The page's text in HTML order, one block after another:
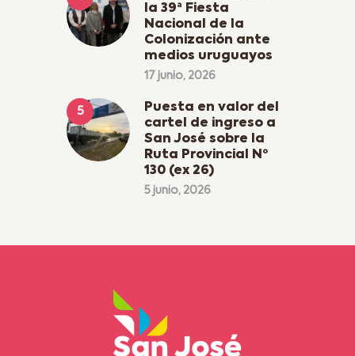
la 39ª Fiesta
Nacional de la
Colonización ante
medios uruguayos
17 junio, 2026
Puesta en valor del
cartel de ingreso a
San José sobre la
Ruta Provincial Nº
130 (ex 26)
5 junio, 2026